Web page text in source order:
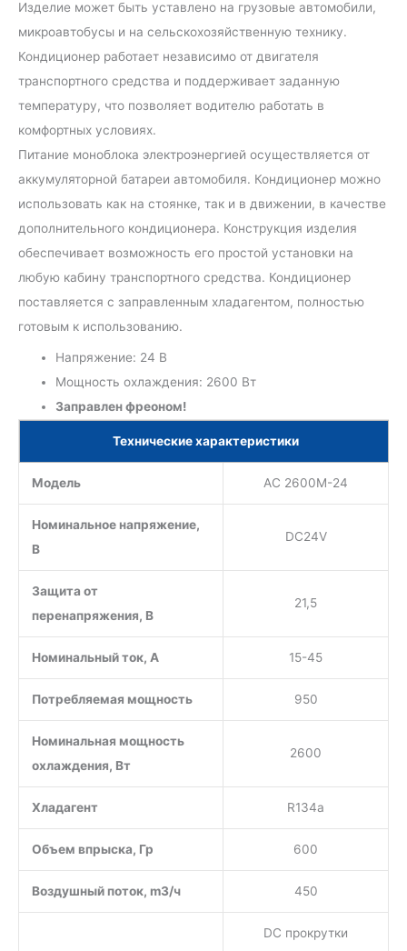
Изделие может быть уставлено на грузовые автомобили,
микроавтобусы и на сельскохозяйственную технику.
Кондиционер работает независимо от двигателя
транспортного средства и поддерживает заданную
температуру, что позволяет водителю работать в
комфортных условиях.
Питание моноблока электроэнергией осуществляется от
аккумуляторной батареи автомобиля. Кондиционер можно
использовать как на стоянке, так и в движении, в качестве
дополнительного кондиционера. Конструкция изделия
обеспечивает возможность его простой установки на
любую кабину транспортного средства. Кондиционер
поставляется с заправленным хладагентом, полностью
готовым к использованию.
Напряжение: 24 В
Мощность охлаждения: 2600 Вт
Заправлен фреоном!
Технические характеристики
Модель АС 2600М-24
Номинальное напряжение,
В
DC24V
Защита от
перенапряжения, В
21,5
Номинальный ток, А 15-45
Потребляемая мощность 950
Номинальная мощность
охлаждения, Вт
2600
Хладагент R134a
Объем впрыска, Гр 600
Воздушный поток, m3/ч 450
DC прокрутки